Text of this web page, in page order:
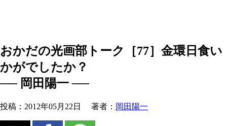
おかだの光画部トーク［77］金環日食い
かがでしたか？
── 岡田陽一 ──
投稿： 2012年05月22日 著者： 岡田陽一